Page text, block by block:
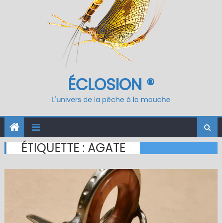
ÉCLOSION ®
L'univers de la pêche à la mouche
ÉTIQUETTE : AGATE